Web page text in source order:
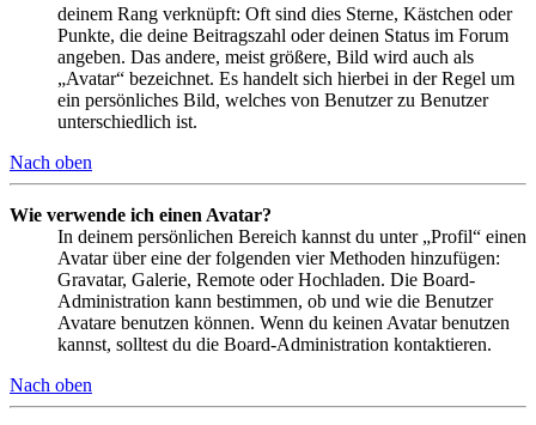
deinem Rang verknüpft: Oft sind dies Sterne, Kästchen oder
Punkte, die deine Beitragszahl oder deinen Status im Forum
angeben. Das andere, meist größere, Bild wird auch als
„Avatar“ bezeichnet. Es handelt sich hierbei in der Regel um
ein persönliches Bild, welches von Benutzer zu Benutzer
unterschiedlich ist.
Nach oben
Wie verwende ich einen Avatar?
In deinem persönlichen Bereich kannst du unter „Profil“ einen
Avatar über eine der folgenden vier Methoden hinzufügen:
Gravatar, Galerie, Remote oder Hochladen. Die Board-
Administration kann bestimmen, ob und wie die Benutzer
Avatare benutzen können. Wenn du keinen Avatar benutzen
kannst, solltest du die Board-Administration kontaktieren.
Nach oben